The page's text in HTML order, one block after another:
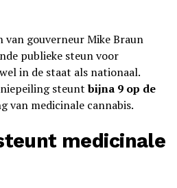
van gouverneur Mike Braun
publieke steun voor
in de staat als nationaal.
steuntbijna 9 op de
van medicinale cannabis.
medicinale